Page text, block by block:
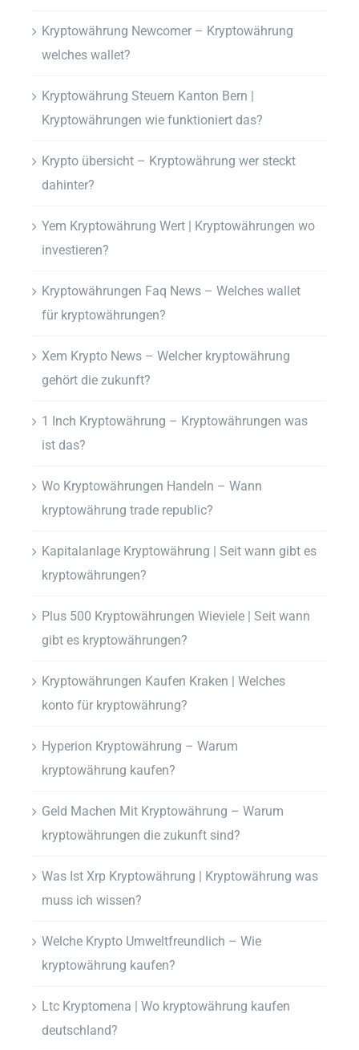
Kryptowährung Newcomer – Kryptowährung
welches wallet?
Kryptowährung Steuern Kanton Bern |
Kryptowährungen wie funktioniert das?
Krypto übersicht – Kryptowährung wer steckt
dahinter?
Yem Kryptowährung Wert | Kryptowährungen wo
investieren?
Kryptowährungen Faq News – Welches wallet
für kryptowährungen?
Xem Krypto News – Welcher kryptowährung
gehört die zukunft?
1 Inch Kryptowährung – Kryptowährungen was
ist das?
Wo Kryptowährungen Handeln – Wann
kryptowährung trade republic?
Kapitalanlage Kryptowährung | Seit wann gibt es
kryptowährungen?
Plus 500 Kryptowährungen Wieviele | Seit wann
gibt es kryptowährungen?
Kryptowährungen Kaufen Kraken | Welches
konto für kryptowährung?
Hyperion Kryptowährung – Warum
kryptowährung kaufen?
Geld Machen Mit Kryptowährung – Warum
kryptowährungen die zukunft sind?
Was Ist Xrp Kryptowährung | Kryptowährung was
muss ich wissen?
Welche Krypto Umweltfreundlich – Wie
kryptowährung kaufen?
Ltc Kryptomena | Wo kryptowährung kaufen
deutschland?